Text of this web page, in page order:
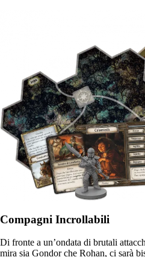
Compagni Incrollabili
Di fronte a un’ondata di brutali
mira sia Gondor che Rohan, ci sarà